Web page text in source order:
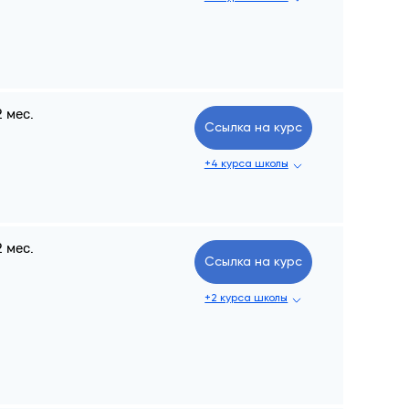
мес.
Ссылка на курс
+4 курса школы
мес.
Ссылка на курс
+2 курса школы